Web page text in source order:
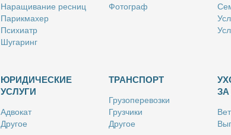
На­ра­щи­ва­ние рес­ниц
Па­рик­махер
Пси­хи­атр
Шу­га­ринг
Фо­то­граф
ЮРИДИЧЕСКИЕ
УСЛУГИ
Адво­кат
Дру­гое
ТРАНСПОРТ
Гру­зо­пе­ре­воз­ки
Груз­чи­ки
Дру­гое